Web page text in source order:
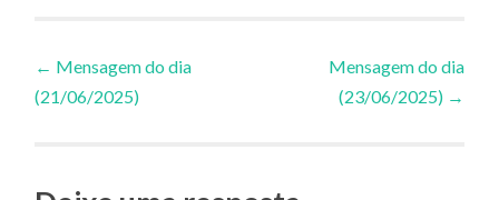
Navegação
de
Posts
← Mensagem do dia
(21/06/2025)
Mensagem do dia
(23/06/2025) →